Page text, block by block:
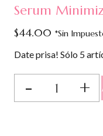
Serum
$44.00 *Sin
Date prisa! Sólo 5
Serum
Minimizador